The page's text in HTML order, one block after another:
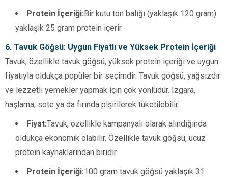
Protein İçeriği:Bir kutu ton balığı (yaklaşık 120 gram)
yaklaşık 25 gram protein içerir.
6. Tavuk Göğsü: Uygun Fiyatlı ve Yüksek Protein İçeriği
Tavuk, özellikle tavuk göğsü, yüksek protein içeriği ve uygun
fiyatıyla oldukça popüler bir seçimdir. Tavuk göğsü, yağsızdır
ve lezzetli yemekler yapmak için çok yönlüdür. Izgara,
haşlama, sote ya da fırında pişirilerek tüketilebilir.
Fiyat:Tavuk, özellikle kampanyalı olarak alındığında
oldukça ekonomik olabilir. Özellikle tavuk göğsü, ucuz
protein kaynaklarından biridir.
Protein İçeriği:100 gram tavuk göğsü yaklaşık 31